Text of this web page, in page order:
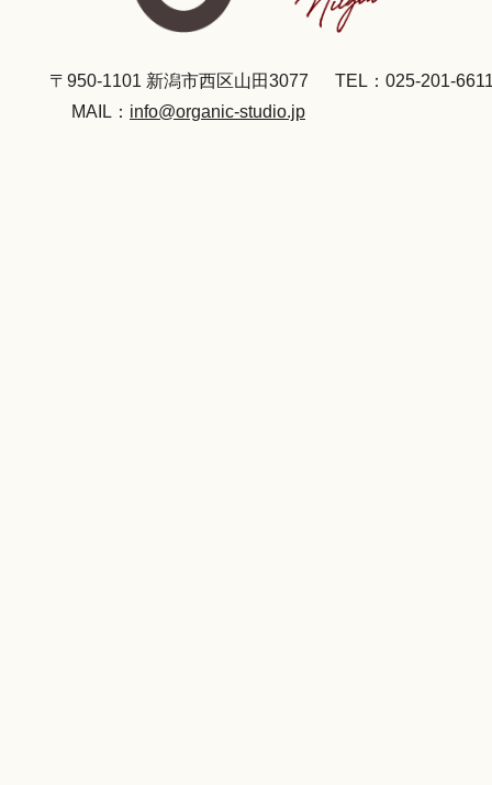
〒950-1101 新潟市西区山田3077
TEL：025-201-
MAIL： info@organic-studio.jp